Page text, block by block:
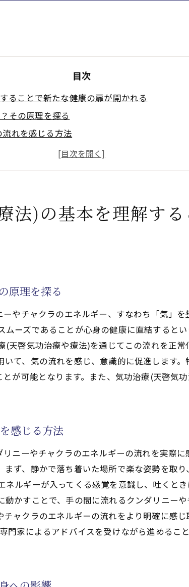
目次
ることで新たな健康の扉が開かれる
その原理を探る
れを感じる方法
心身への影響
法)の基本技術
)で得られた効果
)における効果の鍵を握る理由
(天啓気功治療や療法)の実践
験を成功させるコツ
療法)の進化
や療法で活性化するクンダリニーやチャクラ
のための呼吸法
治療や療法)技術
のエネルギーの整え方
療法)の効果を倍増させる方法
フィードバックの重要性
法)の基本を理解す
原理を探る
やチャクラのエネルギー、すなわち「気」
ーズであることが心身の健康に直結すると
天啓気功治療や療法)を通じてこの流れを正
て、気の流れを感じ、意識的に促進します
が可能となります。また、気功治療(天啓気
感じる方法
ニーやチャクラのエネルギーの流れを実際に
ず、静かで落ち着いた場所で楽な姿勢を取
ルギーが入ってくる感覚を意識し、吐くと
かすことで、手の間に流れるクンダリニー
ャクラのエネルギーの流れをより明確に感
門家によるアドバイスを受けながら進めるこ